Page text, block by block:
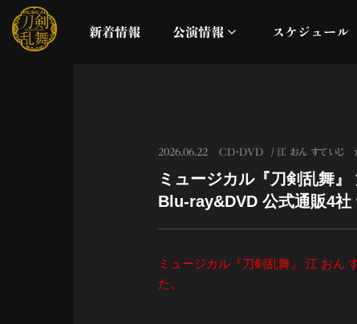
新着情報 公演情報
これまでの公演
スケジュール
2026.06.22 CD・DVD 江 おん すていじ
ミュージカル『刀剣乱舞
Blu-ray&DVD 公式通販4
ミュージカル『刀剣乱舞』 江 おん
た。